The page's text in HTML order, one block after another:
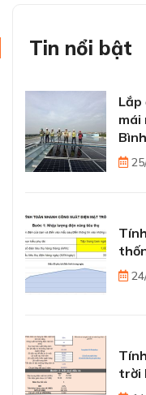
Tin nổi bật
mái
Bình
trời